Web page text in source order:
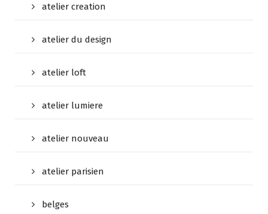
atelier creation
atelier du design
atelier loft
atelier lumiere
atelier nouveau
atelier parisien
belges